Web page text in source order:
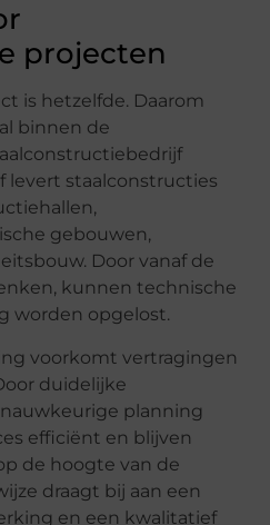
projecten
is hetzelfde. Daarom
binnen de
levert staalconstructies
gebouwen,
Door vanaf de
kunnen technische
worden opgelost.
voorkomt vertragingen
duidelijke
planning
efficiënt en blijven
de hoogte van de
draagt bij aan een
en een kwalitatief